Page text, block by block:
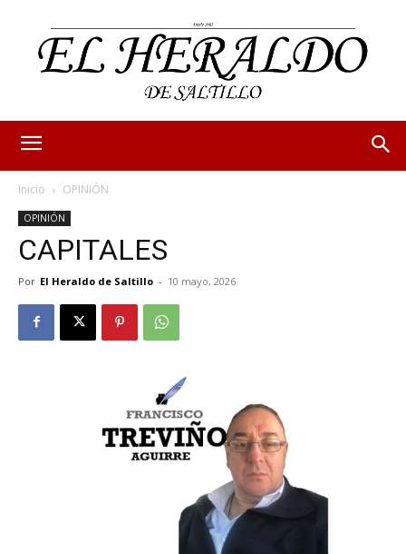
Inicio OPINIÓN
OPINIÓN
CAPITALES
Por El Heraldo de Saltillo - 10 mayo, 2026